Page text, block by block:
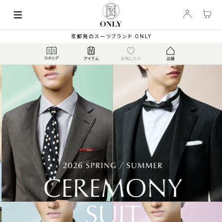
京都発のスーツブランド ONLY